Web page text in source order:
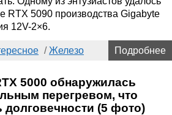
RTX 5090 производства Gigabyte
12V-2×6.
/Железо Подробнее
5000 обнаружилась
перегревом, что
долговечности (5 фото)